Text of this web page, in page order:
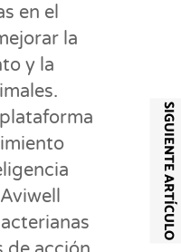
en el
la
y la
SIGUIENTE ARTÍCULO